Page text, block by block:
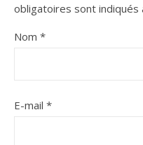
obligatoires sont indiqués
Nom *
E-mail *